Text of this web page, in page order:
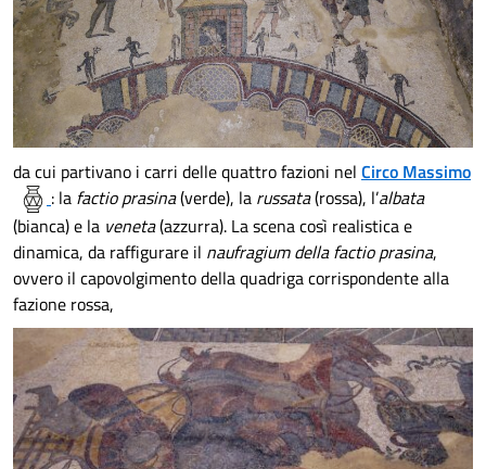
da cui partivano i carri delle quattro fazioni nel Circo Massimo
: la factio prasina(verde), la russata(rossa), l’albata
(bianca) e la veneta(azzurra). La scena così realistica e
dinamica, da raffigurare il naufragium della factio prasina,
ovvero il capovolgimento della quadriga corrispondente alla
fazione rossa,